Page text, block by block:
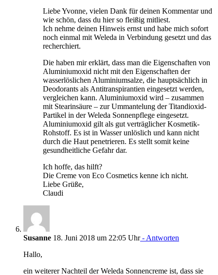
Liebe Yvonne, vielen Dank für deinen Kommentar und
wie schön, dass du hier so fleißig mitliest.
Ich nehme deinen Hinweis ernst und habe mich sofort
noch einmal mit Weleda in Verbindung gesetzt und das
recherchiert.
Die haben mir erklärt, dass man die Eigenschaften von
Aluminiumoxid nicht mit den Eigenschaften der
wasserlöslichen Aluminiumsalze, die hauptsächlich in
Deodorants als Antitranspirantien eingesetzt werden,
vergleichen kann. Aluminiumoxid wird – zusammen
mit Stearinsäure – zur Ummantelung der Titandioxid-
Partikel in der Weleda Sonnenpflege eingesetzt.
Aluminiumoxid gilt als gut verträglicher Kosmetik-
Rohstoff. Es ist in Wasser unlöslich und kann nicht
durch die Haut penetrieren. Es stellt somit keine
gesundheitliche Gefahr dar.
Ich hoffe, das hilft?
Die Creme von Eco Cosmetics kenne ich nicht.
Liebe Grüße,
Claudi
Susanne 18. Juni 2018 um 22:05 Uhr- Antworten
Hallo,
ein weiterer Nachteil der Weleda Sonnencreme ist, dass sie